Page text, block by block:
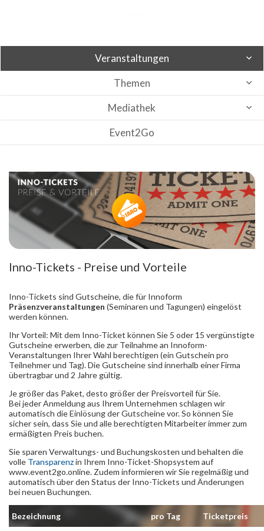
Veranstaltungen
Themen
Mediathek
Event2Go
Inno-Tickets - Preise und Vorteile
Inno-Tickets sind Gutscheine, die für Innoform
Präsenzveranstaltungen (Seminaren und Tagungen) eingelöst
werden können.
Ihr Vorteil: Mit dem Inno-Ticket können Sie 5 oder 15 vergünstigte
Gutscheine erwerben, die zur Teilnahme an Innoform-
Veranstaltungen Ihrer Wahl berechtigen (ein Gutschein pro
Teilnehmer und Tag). Die Gutscheine sind innerhalb einer Firma
übertragbar und 2 Jahre gültig.
Je größer das Paket, desto größer der Preisvorteil für Sie.
Bei jeder Anmeldung aus Ihrem Unternehmen schlagen wir
automatisch die Einlösung der Gutscheine vor. So können Sie
sicher sein, dass Sie und alle berechtigten Mitarbeiter immer zum
ermäßigten Preis buchen.
Sie sparen Verwaltungs- und Buchungskosten und behalten die
volle Transparenzin Ihrem Inno-Ticket-Shopsystem auf
www.event2go.online. Zudem informieren wir Sie regelmäßig und
automatisch über den Status der Inno-Tickets und Änderungen
bei neuen Buchungen.
Bezeichnung pro Tag Ticketpreis